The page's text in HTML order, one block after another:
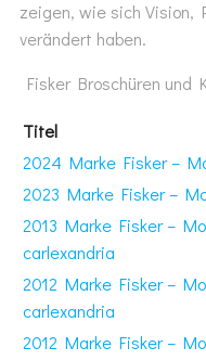
zeigen, wie sich Vision,
verändert haben.
Fisker Broschüren und
Titel
2024 Marke Fisker –
2023 Marke Fisker –
2013 Marke Fisker –
carlexandria
2012 Marke Fisker –
carlexandria
2012 Marke Fisker –